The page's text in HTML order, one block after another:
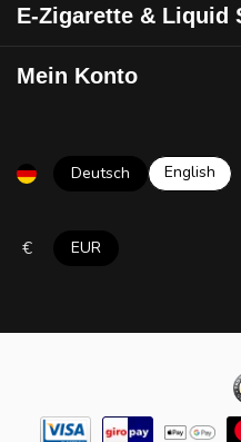
E-Zigarette & Liquid
Mein Konto
Deutsch English
€ EUR